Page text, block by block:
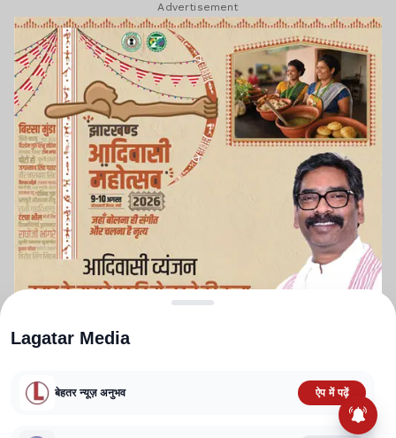
Advertisement
TERMS AND CONDITIONS
Lagatar Media
बेहतर न्यूज़ अनुभव ऐप में पढ़ें